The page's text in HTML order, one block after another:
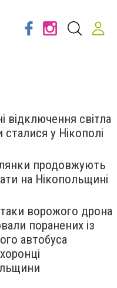
відключення світла
сталися у Нікополі
продовжують
на Нікопольщині
ворожого дрона
поранених із
автобуса